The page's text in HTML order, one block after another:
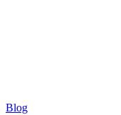
Blog5